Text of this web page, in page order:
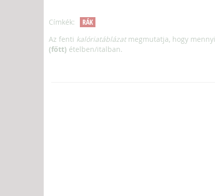
Címkék:
RÁK
Az fenti kalóriatáblázatmegmutatja, hogy mennyi
(főtt) ételben/italban.